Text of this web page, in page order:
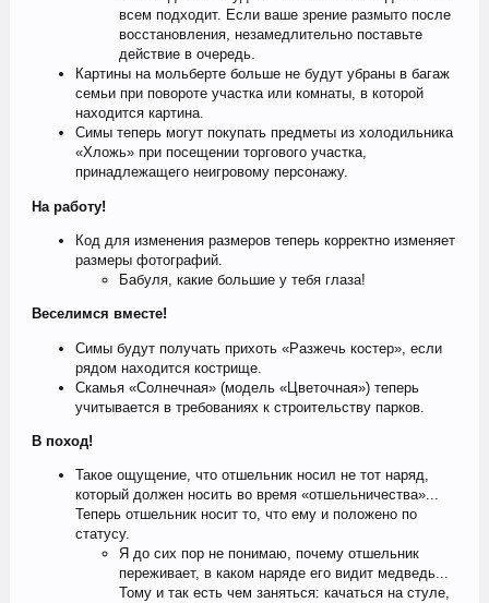
всем подходит. Если ваше зрение размыто после
восстановления, незамедлительно поставьте
действие в очередь.
Картины на мольберте больше не будут убраны в багаж
семьи при повороте участка или комнаты, в которой
находится картина.
Симы теперь могут покупать предметы из холодильника
«Хложь» при посещении торгового участка,
принадлежащего неигровому персонажу.
На работу!
Код для изменения размеров теперь корректно изменяет
размеры фотографий.
Бабуля, какие большие у тебя глаза!
Веселимся вместе!
Симы будут получать прихоть «Разжечь костер», если
рядом находится кострище.
Скамья «Солнечная» (модель «Цветочная») теперь
учитывается в требованиях к строительству парков.
В поход!
Такое ощущение, что отшельник носил не тот наряд,
который должен носить во время «отшельничества»...
Теперь отшельник носит то, что ему и положено по
статусу.
Я до сих пор не понимаю, почему отшельник
переживает, в каком наряде его видит медведь...
Тому и так есть чем заняться: качаться на стуле,